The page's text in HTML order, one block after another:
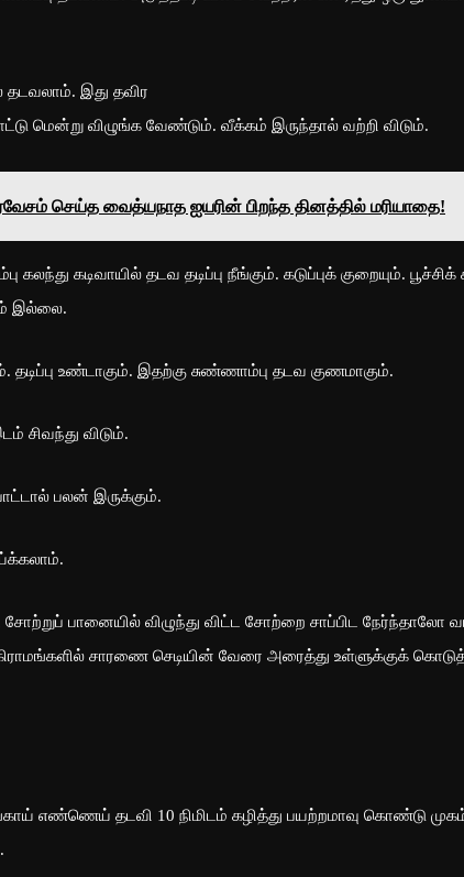
தடவலாம். இது தவிர
மென்று விழுங்க வேண்டும். வீக்கம் இருந்தால் வற்றி விடும்.
செய்த வைத்யநாத ஐயரின் பிறந்த தினத்தில் மரியாதை!
கடிவாயில் தடவ தடிப்பு நீங்கும். கடுப்புக் குறையும்.
இல்லை.
தடிப்பு உண்டாகும். இதற்கு சுண்ணாம்பு தடவ குணமாகும்.
சிவந்து விடும்.
பலன் இருக்கும்.
பானையில் விழுந்து விட்ட சோற்றை சாப்பிட நேர்ந்தாலோ
கிராமங்களில் சாரணை செடியின் வேரை அரைத்து உள்ளுக்குக்
எண்ணெய் தடவி 10 நிமிடம் கழித்து பயற்றமாவு கொண்டு